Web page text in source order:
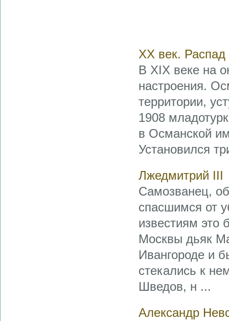
XX век.
В XIX веке на
настроения.
территории,
1908
в Османской
Установился
Лжедмитрий III
Самозванец,
спасшимся от
известиям это
Москвы дьяк
Ивангороде и
стекались к
Шведов, н ...
Александр